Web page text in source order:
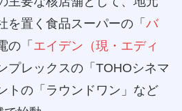
を置く食品スーパーの「 バ
の「 エイデン（現・エディ
プレックスの「TOHOシネマ
トの「ラウンドワン」など